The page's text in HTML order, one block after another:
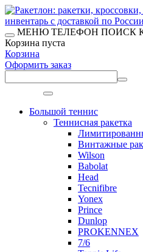
МЕНЮ ТЕЛЕФОН ПОИСК
Корзина пуста
Корзина
Оформить заказ
Большой теннис
Теннисная ракетка
Винтажные
Wilson
Babolat
Head
Tecnifibre
Yonex
Prince
Dunlop
PROKENNEX
7/6